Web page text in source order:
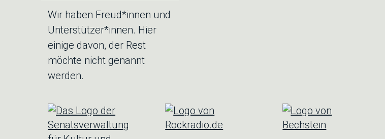
Wir haben Freud*innen und
Unterstützer*innen. Hier
einige davon, der Rest
möchte nicht genannt
werden.